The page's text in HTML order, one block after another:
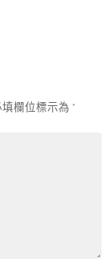
填欄位標示為 *